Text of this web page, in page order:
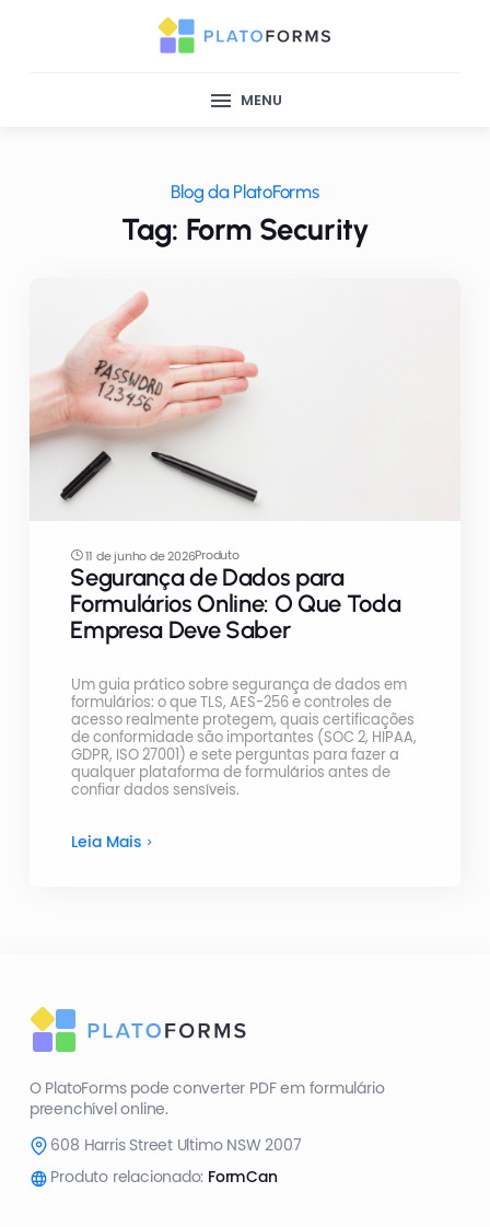
MENU
Blog da PlatoForms
Tag: Form Security
11 de junho de 2026Produto
Segurança de Dados para
Formulários Online: O Que Toda
Empresa Deve Saber
Um guia prático sobre segurança de dados em
formulários: o que TLS, AES-256 e controles de
acesso realmente protegem, quais certificações
de conformidade são importantes (SOC 2, HIPAA,
GDPR, ISO 27001) e sete perguntas para fazer a
qualquer plataforma de formulários antes de
confiar dados sensíveis.
Leia Mais
O PlatoForms pode converter PDF em formulário
preenchível online.
608 Harris Street Ultimo NSW 2007
Produto relacionado: FormCan